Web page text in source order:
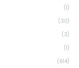
(1)
(30)
(3)
(1)
(614)